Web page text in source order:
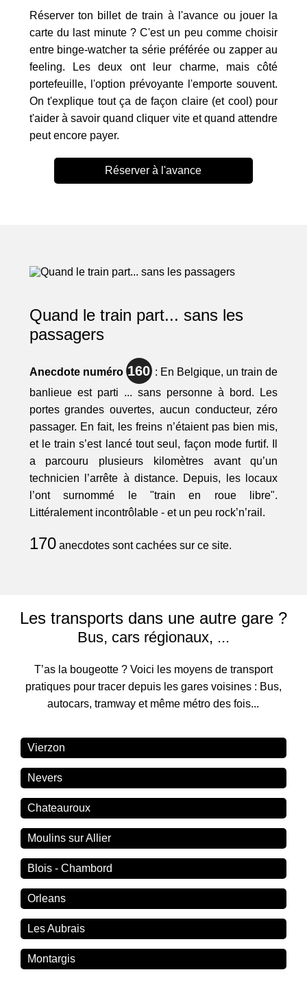
Réserver ton billet de train à l'avance ou jouer la
carte du last minute ? C'est un peu comme choisir
entre binge-watcher ta série préférée ou zapper au
feeling. Les deux ont leur charme, mais côté
portefeuille, l'option prévoyante l'emporte souvent.
On t'explique tout ça de façon claire (et cool) pour
t'aider à savoir quand cliquer vite et quand attendre
peut encore payer.
Réserver à l'avance
Quand le train part... sans les
passagers
Anecdote numéro 160: En Belgique, un train de
banlieue est parti ... sans personne à bord. Les
portes grandes ouvertes, aucun conducteur, zéro
passager. En fait, les freins n’étaient pas bien mis,
et le train s’est lancé tout seul, façon mode furtif. Il
a parcouru plusieurs kilomètres avant qu’un
technicien l’arrête à distance. Depuis, les locaux
l’ont surnommé le "train en roue libre".
Littéralement incontrôlable - et un peu rock’n’rail.
170anecdotes sont cachées sur ce site.
Les transports dans une autre gare ?
Bus, cars régionaux, ...
T’as la bougeotte ? Voici les moyens de transport
pratiques pour tracer depuis les gares voisines : Bus,
autocars, tramway et même métro des fois...
Vierzon
Nevers
Chateauroux
Moulins sur Allier
Blois - Chambord
Orleans
Les Aubrais
Montargis